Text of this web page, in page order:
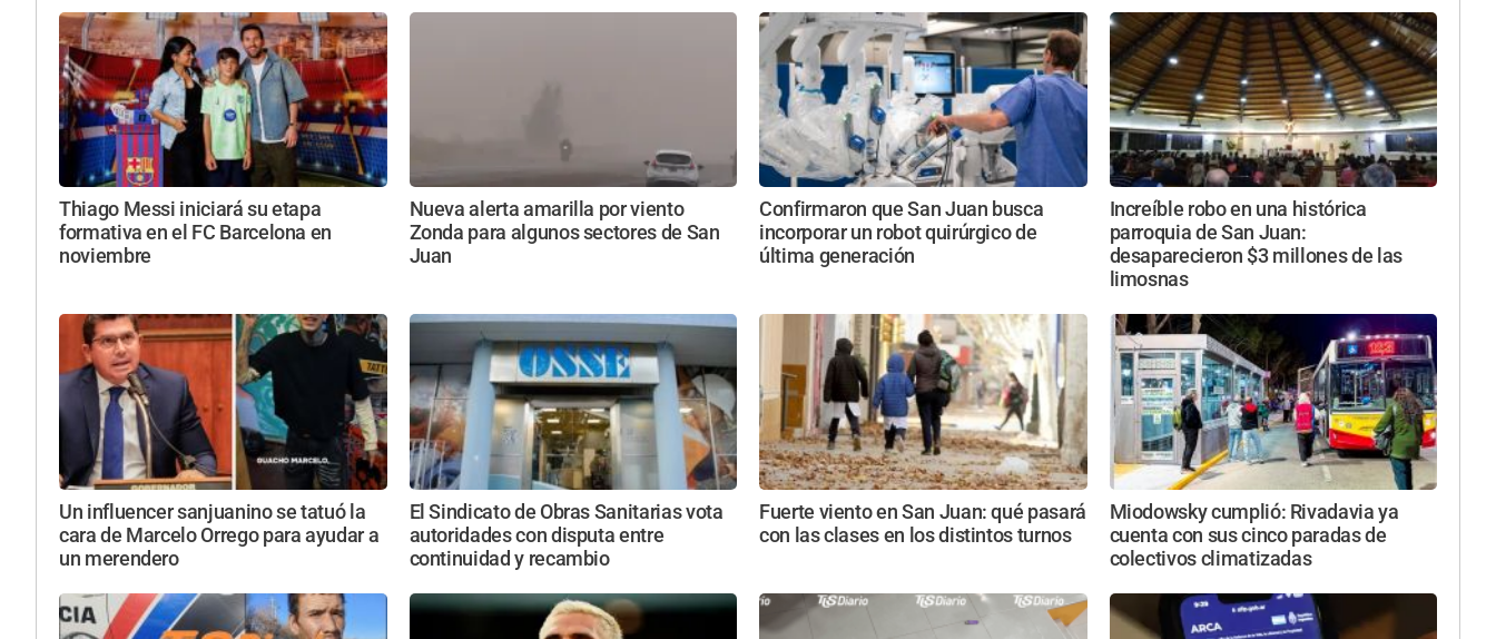
Thiago Messi iniciará su etapa
formativa en el FC Barcelona en
noviembre
Nueva alerta amarilla por viento
Zonda para algunos sectores de San
Juan
Confirmaron que San Juan busca
incorporar un robot quirúrgico de
última generación
Increíble robo en una histórica
parroquia de San Juan:
desaparecieron $3 millones de las
limosnas
Un influencer sanjuanino se tatuó la
cara de Marcelo Orrego para ayudar a
un merendero
El Sindicato de Obras Sanitarias vota
autoridades con disputa entre
continuidad y recambio
Fuerte viento en San Juan: qué pasará
con las clases en los distintos turnos
Miodowsky cumplió: Rivadavia ya
cuenta con sus cinco paradas de
colectivos climatizadas